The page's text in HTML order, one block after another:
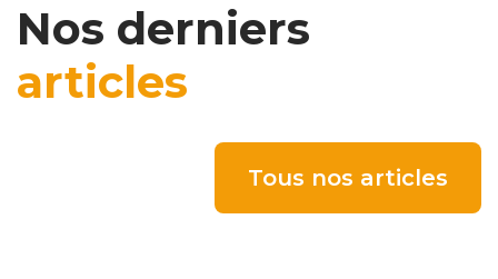
Nos derniers
articles
Tous nos articles